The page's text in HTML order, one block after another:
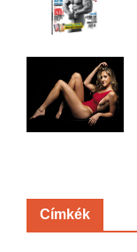
Címkék